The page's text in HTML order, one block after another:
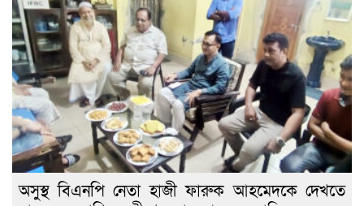
অসুস্থ বিএনপি নেতা হাজী ফারুক আহমেদকে দেখতে